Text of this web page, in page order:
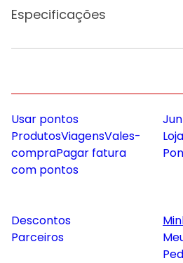
Especificações
Usar pontos
ProdutosViagensVales-
compraPagar fatura
com pontos
Descontos
Parceiros